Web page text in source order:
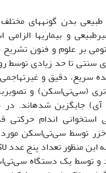
طبیعی بدن گونه­های
و بیماری­ها
بر علوم و فنون تشریح
سنتی تا حد زیادی توسط
سریع، دقیق و
(سی‌تی‌اسکن) و
آی) جایگزین شده­اند. در
استخوانی اندام حرکتی
توسط سی‌تی‌اسکن مورد
این منظور تعداد پنج عدد